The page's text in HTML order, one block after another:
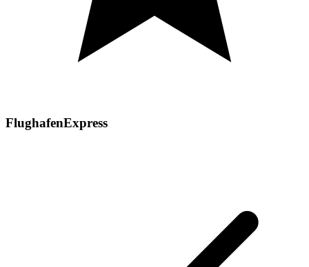
FlughafenExpress